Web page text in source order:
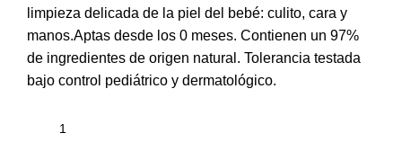
limpieza delicada de la piel del bebé: culito, cara y
manos.Aptas desde los 0 meses. Contienen un 97%
de ingredientes de origen natural. Tolerancia testada
bajo control pediátrico y dermatológico.